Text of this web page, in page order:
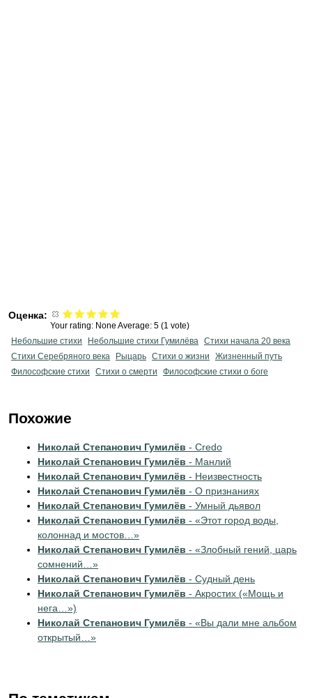
Оценка:
Your rating: None Average: 5 (1 vote)
Небольшие стихи
Небольшие стихи Гумилёва Cтихи начала 20 века
Cтихи Серебряного века
Рыцарь Стихи о жизни
Жизненный путь
Философские стихи
Стихи о смерти Философские стихи о боге
Похожие
Николай Степанович Гумилёв - Credo
Николай Степанович Гумилёв - Манлий
Николай Степанович Гумилёв - Неизвестность
Николай Степанович Гумилёв - О признаниях
Николай Степанович Гумилёв - Умный дьявол
Николай Степанович Гумилёв - «Этот город воды,
колоннад и мостов…»
Николай Степанович Гумилёв - «Злобный гений, царь
сомнений…»
Николай Степанович Гумилёв - Судный день
Николай Степанович Гумилёв - Акростих («Мощь и
нега…»)
Николай Степанович Гумилёв - «Вы дали мне альбом
открытый…»